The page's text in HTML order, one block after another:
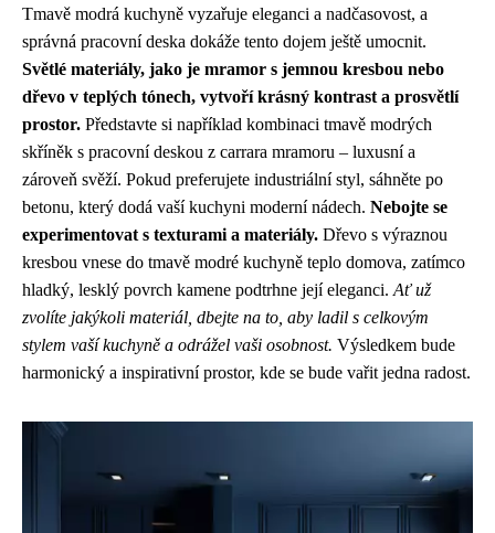
Tmavě modrá kuchyně vyzařuje eleganci a nadčasovost, a
správná pracovní deska dokáže tento dojem ještě umocnit.
Světlé materiály, jako je mramor s jemnou kresbou nebo
dřevo v teplých tónech, vytvoří krásný kontrast a prosvětlí
prostor. Představte si například kombinaci tmavě modrých
skříněk s pracovní deskou z carrara mramoru – luxusní a
zároveň svěží. Pokud preferujete industriální styl, sáhněte po
betonu, který dodá vaší kuchyni moderní nádech. Nebojte se
experimentovat s texturami a materiály. Dřevo s výraznou
kresbou vnese do tmavě modré kuchyně teplo domova, zatímco
hladký, lesklý povrch kamene podtrhne její eleganci. Ať už
zvolíte jakýkoli materiál, dbejte na to, aby ladil s celkovým
stylem vaší kuchyně a odrážel vaši osobnost. Výsledkem bude
harmonický a inspirativní prostor, kde se bude vařit jedna radost.